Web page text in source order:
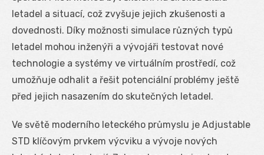
letadel a situací, což zvyšuje jejich zkušenosti a
dovednosti. Díky možnosti simulace různých typů
letadel mohou inženýři a vývojáři testovat nové
technologie a systémy ve virtuálním prostředí, což
umožňuje odhalit a řešit potenciální problémy ještě
před jejich nasazením do skutečných letadel.
Ve světě moderního leteckého průmyslu je Adjustable
STD klíčovým prvkem výcviku a vývoje nových